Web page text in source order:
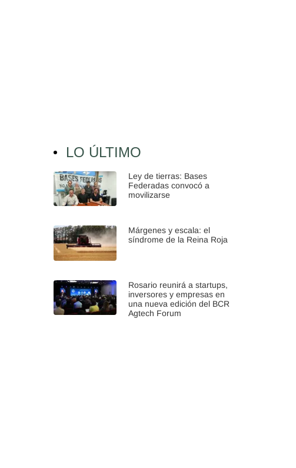
LO ÚLTIMO
Ley de tierras: Bases
Federadas convocó a
movilizarse
Márgenes y escala: el
síndrome de la Reina Roja
Rosario reunirá a startups,
inversores y empresas en
una nueva edición del BCR
Agtech Forum